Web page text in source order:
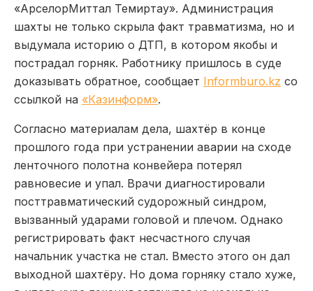
«АрселорМиттал Темиртау». Администрация
шахты не только скрыла факт травматизма, но и
выдумала историю о ДТП, в котором якобы и
пострадал горняк. Работнику пришлось в суде
доказывать обратное, сообщает Informburo.kz со
ссылкой на «Казинформ».
Согласно материалам дела, шахтёр в конце
прошлого года при устранении аварии на сходе
ленточного полотна конвейера потерял
равновесие и упал. Врачи диагностировали
посттравматический судорожный синдром,
вызванный ударами головой и плечом. Однако
регистрировать факт несчастного случая
начальник участка не стал. Вместо этого он дал
выходной шахтёру. Но дома горняку стало хуже,